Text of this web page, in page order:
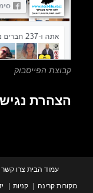
הפייסבוק
נגישות
עמוד הבית צרו קשר מדריכים
קרינה
קניות ידע